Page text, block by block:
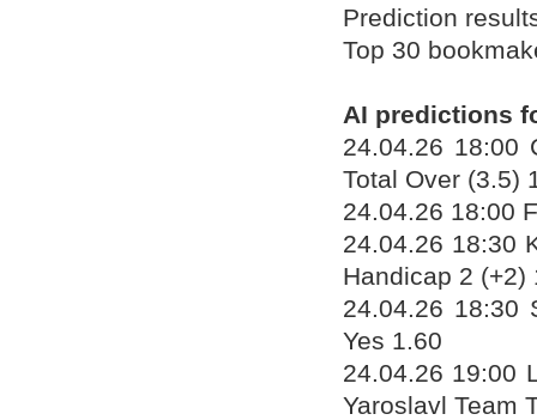
Prediction
Top 30
AI predictions
24.04.26 18:00
Total Over (3.5)
24.04.26 18:00
24.04.26 18:30
Handicap 2 (+2)
24.04.26 18:30
Yes 1.60
24.04.26 19:00
Yaroslavl Team